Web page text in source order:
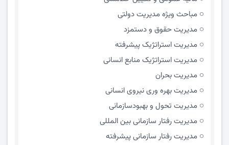
مباحث ویژه مدیریت دولتی
مديريت حقوق و دستمزد
مدیریت استراتژیک پیشرفته
مدیریت استراتژیک منابع انسانی
مدیریت بحران
مدیریت بهره وری نیروی انسانی
مدیریت تحول و بهبود‌سازمانی
مدیریت رفتار سازمانی بین المللی
مدیریت رفتار سازمانی پیشرفته